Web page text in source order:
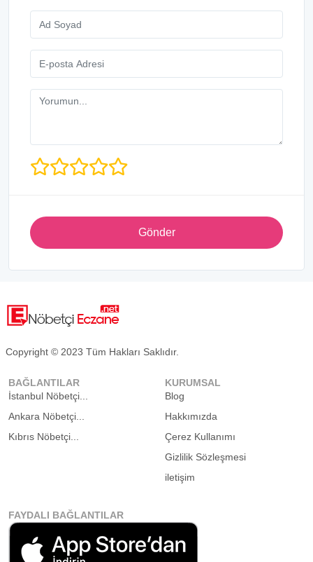
Gönder
Copyright © 2023 Tüm Hakları Saklıdır.
BAĞLANTILAR
İstanbul Nöbetçi...
Ankara Nöbetçi...
Kıbrıs Nöbetçi...
KURUMSAL
Blog
Hakkımızda
Çerez Kullanımı
Gizlilik Sözleşmesi
iletişim
FAYDALI BAĞLANTILAR